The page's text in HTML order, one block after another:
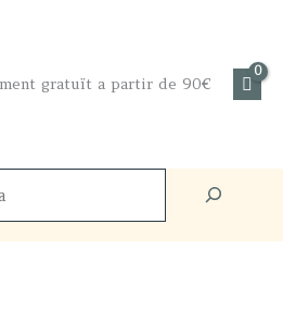
gratuït a partir de 90€